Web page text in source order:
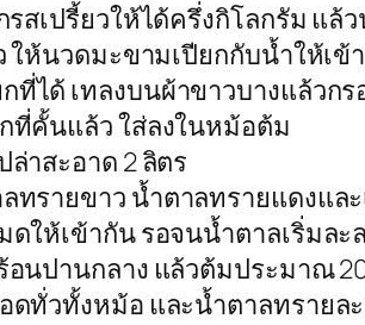
รสเปรี้ยวให้ได้ครึ่งกิโลกรัม แ
ให้นวดมะขามเปียกกับน้ำให้เ
ที่ได้ เทลงบนผ้าขาวบางแล้วก
ที่คั้นแล้ว ใส่ลงในหม้อต้ม
ล่าสะอาด 2 ลิตร
ทรายขาว น้ำตาลทรายแดงแล
ให้เข้ากัน รอจนน้ำตาลเริ่มละ
นปานกลาง แล้วต้มประมาณ
ดทั่วทั้งหม้อ และน้ำตาลทราย